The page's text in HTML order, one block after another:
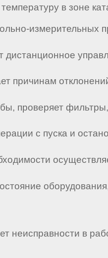
в зоне
измерительных
дистанционное
причинам
проверяет
с пуска и
неисправности в